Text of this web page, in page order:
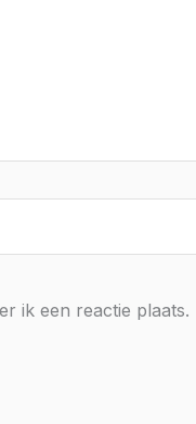
ik een reactie plaats.